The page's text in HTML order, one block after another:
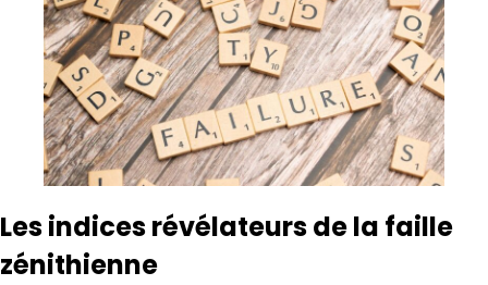
Les indices révélateurs de la faille
zénithienne